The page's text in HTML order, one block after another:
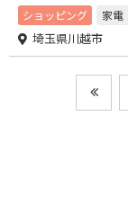
ショッピング 家電
埼玉県川越市